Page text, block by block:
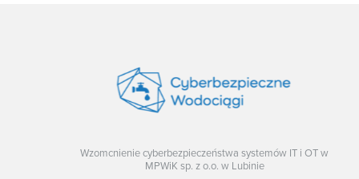
Wzomcnienie cyberbezpieczeństwa systemów IT i OT w
MPWiK sp. z o.o. w Lubinie
własne potrzeby lub w sposób, który nie został przez nas
Nie przekazujemy Państwa danych państwom trzecim i
organizacjom międzynarodowym. W przypadkach
przekazania Państwa danych odpowiednim organom lub
podmiotom, które mają do tego tytuł prawny.